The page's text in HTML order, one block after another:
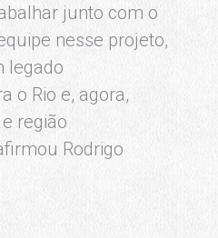
junto com o
nesse projeto,
legado
o Rio e, agora,
região
Rodrigo